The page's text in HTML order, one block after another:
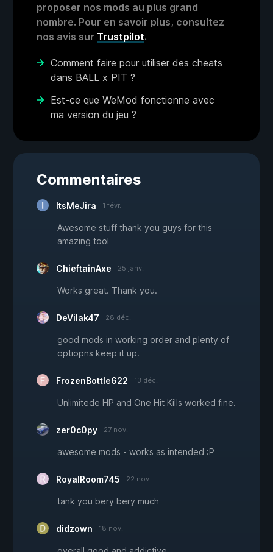
proposer nos mods au plus grand
nombre. Pour en savoir plus, consultez
nos avis sur Trustpilot.
Comment faire pour utiliser des cheats
dans BALL x PIT ?
Est-ce que WeMod fonctionne avec
ma version du jeu ?
Commentaires
ItsMeJira 1 févr.
Awesome stuff thank you guys for this
amazing tool
ChieftainAxe 25 janv.
Works great. Thank you.
DeVilak47 28 déc.
good mods in working order and plenty of
optiopns keep it up.
FrozenBottle622 13 déc.
Unlimitede HP and One Hit Kills worked fine.
zer0c0py 27 nov.
awesome mods - works as intended :P
RoyalRoom745 22 nov.
tank you bery bery much
didzown 18 nov.